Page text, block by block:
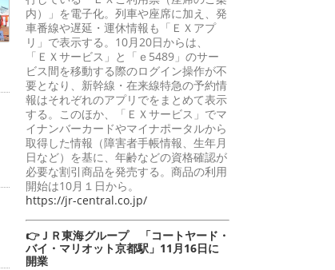
内）」を電子化。列車や座席に加え、発
車番線や遅延・運休情報も「ＥＸアプ
リ」で表示する。10月20日からは、
「ＥＸサービス」と「ｅ5489」のサー
ビス間を移動する際のログイン操作が不
要となり、新幹線・在来線特急の予約情
報はそれぞれのアプリでをまとめて表示
する。このほか、「ＥＸサービス」でマ
イナンバーカードやマイナポータルから
取得した情報（障害者手帳情報、生年月
日など）を基に、年齢などの資格確認が
必要な割引商品を発売する。商品の利用
開始は10月１日から。
https://jr-central.co.jp/
👉ＪＲ東海グループ 「コートヤード・
バイ・マリオット京都駅」11月16日に
開業